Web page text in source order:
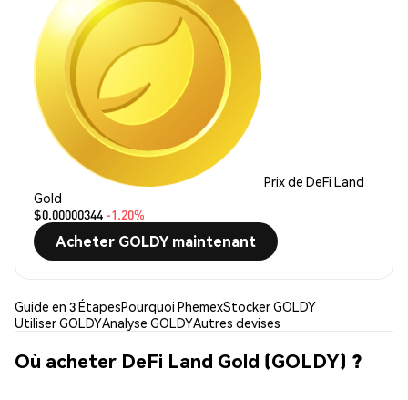
Prix de DeFi Land
Gold
$0.00000344 -1.20%
Acheter GOLDY maintenant
Guide en 3 ÉtapesPourquoi PhemexStocker GOLDY
Utiliser GOLDYAnalyse GOLDYAutres devises
Où acheter DeFi Land Gold (GOLDY) ?